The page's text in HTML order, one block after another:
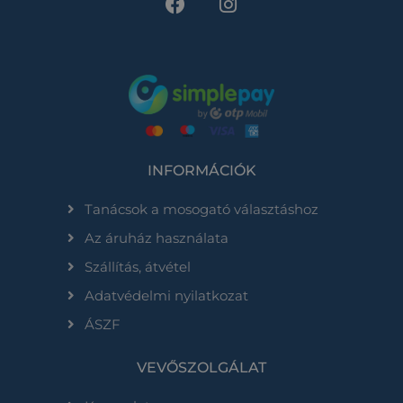
INFORMÁCIÓK
Tanácsok a mosogató választáshoz
Az áruház használata
Szállítás, átvétel
Adatvédelmi nyilatkozat
ÁSZF
VEVŐSZOLGÁLAT